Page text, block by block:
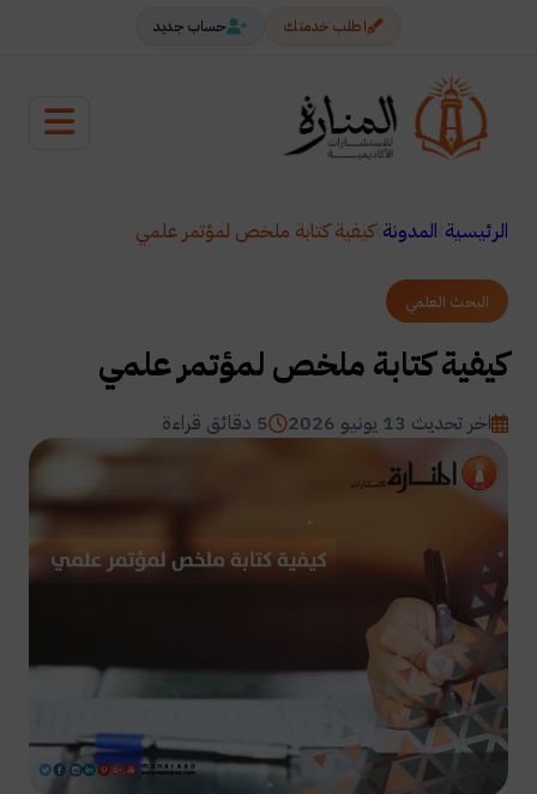
اطلب خدمتك حساب جديد
الرئيسية المدونة كيفية كتابة ملخص لمؤتمر علمي
البحث العلمي
كيفية كتابة ملخص لمؤتمر علمي
اخر تحديث 13 يونيو 2026 5 دقائق قراءة